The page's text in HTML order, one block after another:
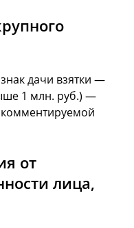
дачи взятки —
1 млн. руб.) —
от
лица,